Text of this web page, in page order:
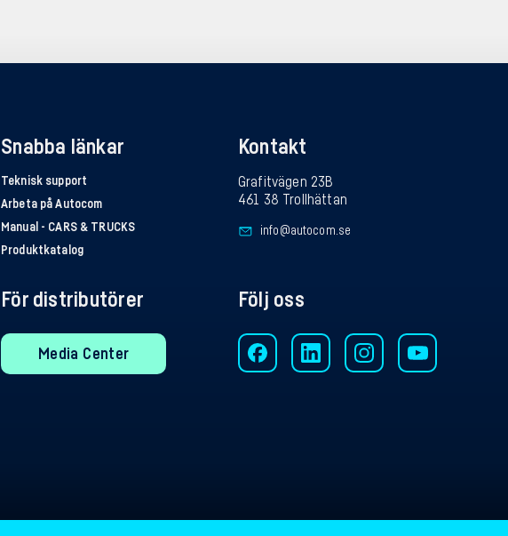
Snabba länkar
Teknisk support
Arbeta på Autocom
Manual - CARS & TRUCKS
Produktkatalog
Kontakt
Grafitvägen 23B
461 38 Trollhättan
info@autocom.se
För distributörer
Media Center
Följ oss